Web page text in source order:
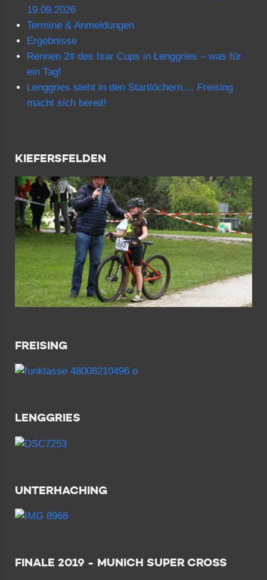
19.09.2026
Termine & Anmeldungen
Ergebnisse
Rennen 2# des Isar Cups in Lenggries – was für
ein Tag!
Lenggries steht in den Startlöchern.... Freising
macht sich bereit!
KIEFERSFELDEN
FREISING
LENGGRIES
UNTERHACHING
FINALE 2019 - MUNICH SUPER CROSS